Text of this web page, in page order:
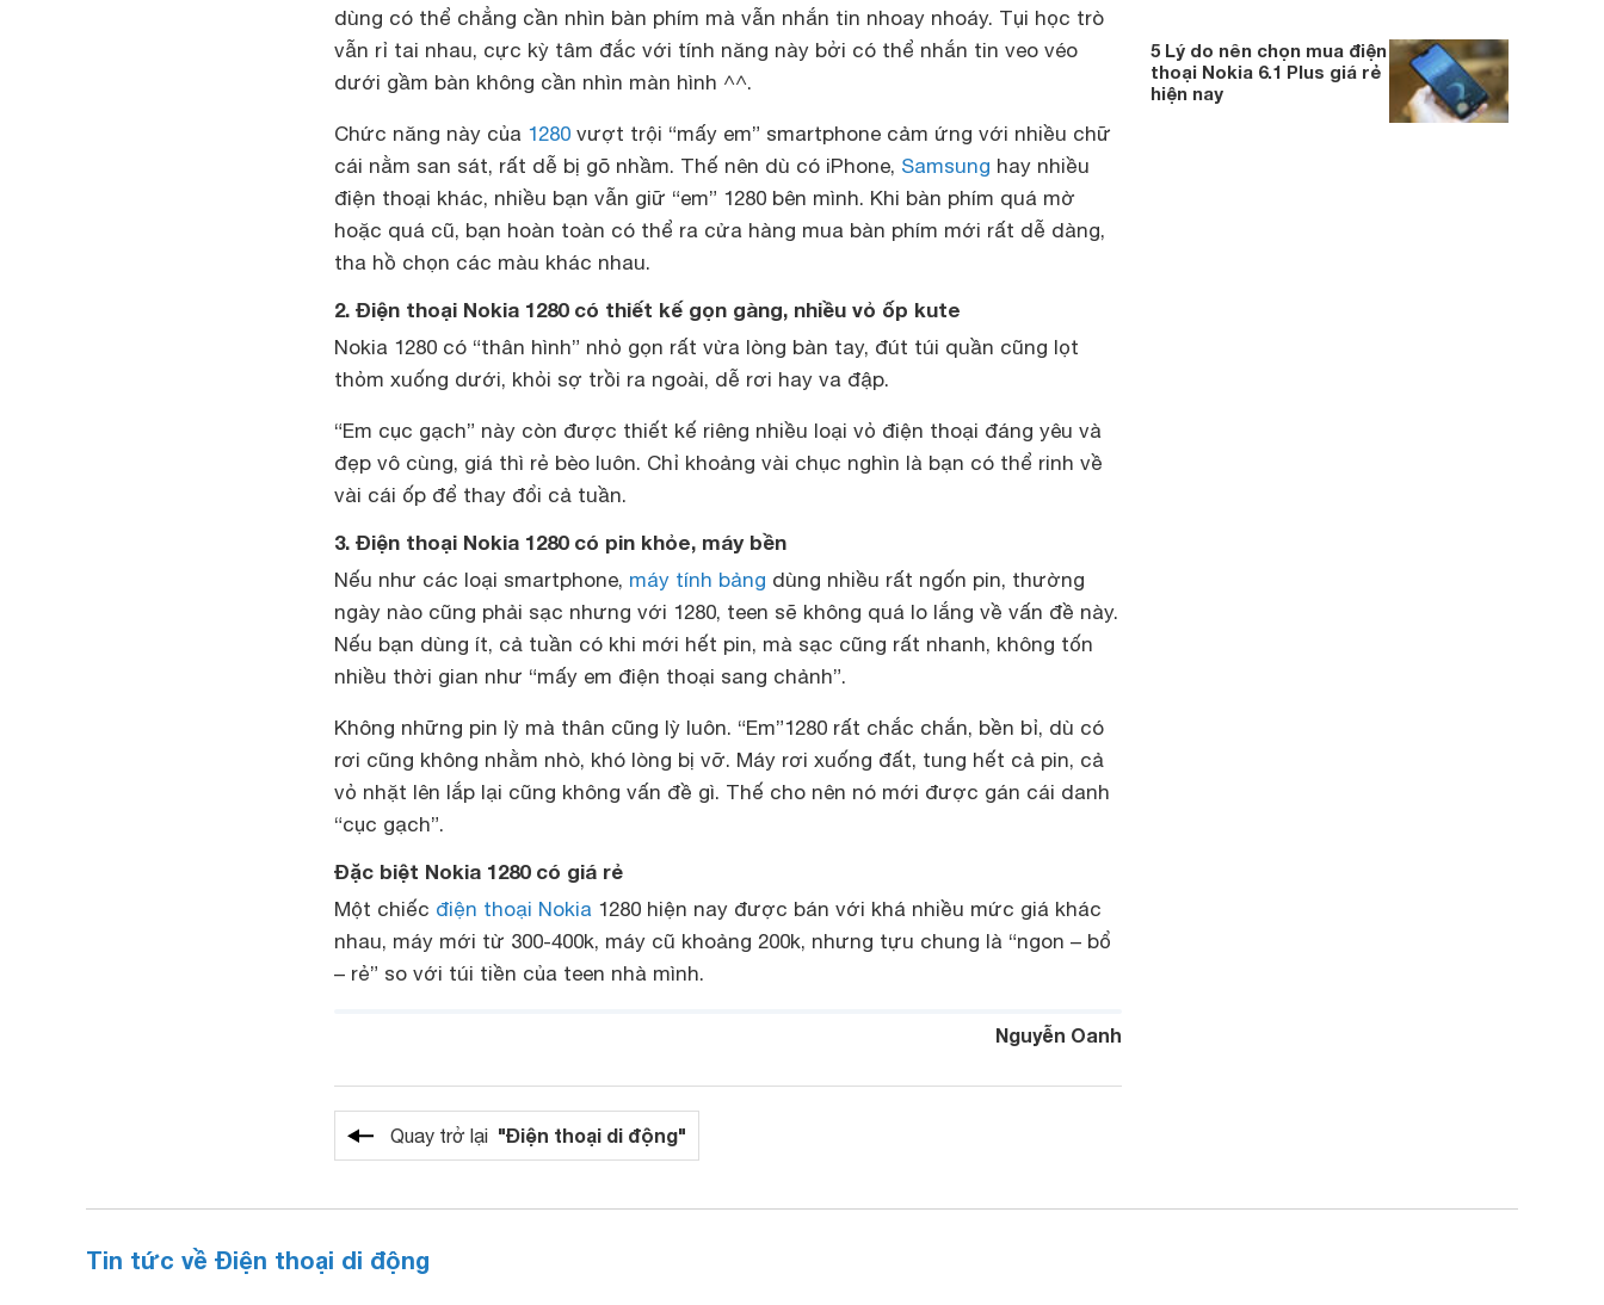
dùng có thể chẳng cần nhìn bàn phím mà vẫn nhắn tin nhoay nhoáy. Tụi học trò
vẫn rỉ tai nhau, cực kỳ tâm đắc với tính năng này bởi có thể nhắn tin veo véo
dưới gầm bàn không cần nhìn màn hình ^^.
Chức năng này của 1280 vượt trội “mấy em” smartphone cảm ứng với nhiều chữ
cái nằm san sát, rất dễ bị gõ nhầm. Thế nên dù có iPhone, Samsung hay nhiều
điện thoại khác, nhiều bạn vẫn giữ “em” 1280 bên mình. Khi bàn phím quá mờ
hoặc quá cũ, bạn hoàn toàn có thể ra cửa hàng mua bàn phím mới rất dễ dàng,
tha hồ chọn các màu khác nhau.
2. Điện thoại Nokia 1280 có thiết kế gọn gàng, nhiều vỏ ốp kute
Nokia 1280 có “thân hình” nhỏ gọn rất vừa lòng bàn tay, đút túi quần cũng lọt
thỏm xuống dưới, khỏi sợ trồi ra ngoài, dễ rơi hay va đập.
“Em cục gạch” này còn được thiết kế riêng nhiều loại vỏ điện thoại đáng yêu và
đẹp vô cùng, giá thì rẻ bèo luôn. Chỉ khoảng vài chục nghìn là bạn có thể rinh về
vài cái ốp để thay đổi cả tuần.
3. Điện thoại Nokia 1280 có pin khỏe, máy bền
Nếu như các loại smartphone, máy tính bảng dùng nhiều rất ngốn pin, thường
ngày nào cũng phải sạc nhưng với 1280, teen sẽ không quá lo lắng về vấn đề này.
Nếu bạn dùng ít, cả tuần có khi mới hết pin, mà sạc cũng rất nhanh, không tốn
nhiều thời gian như “mấy em điện thoại sang chảnh”.
Không những pin lỳ mà thân cũng lỳ luôn. “Em”1280 rất chắc chắn, bền bỉ, dù có
rơi cũng không nhằm nhò, khó lòng bị vỡ. Máy rơi xuống đất, tung hết cả pin, cả
vỏ nhặt lên lắp lại cũng không vấn đề gì. Thế cho nên nó mới được gán cái danh
“cục gạch”.
Đặc biệt Nokia 1280 có giá rẻ
Một chiếc điện thoại Nokia 1280 hiện nay được bán với khá nhiều mức giá khác
nhau, máy mới từ 300-400k, máy cũ khoảng 200k, nhưng tựu chung là “ngon – bổ
– rẻ” so với túi tiền của teen nhà mình.
Nguyễn Oanh
Quay trở lại "Điện thoại di động"
5 Lý do nên chọn mua điện
thoại Nokia 6.1 Plus giá rẻ
hiện nay
Tin tức về Điện thoại di động